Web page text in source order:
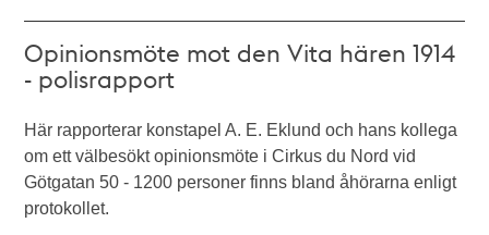
Opinionsmöte mot den Vita hären 1914
- polisrapport
Här rapporterar konstapel A. E. Eklund och hans kollega
om ett välbesökt opinionsmöte i Cirkus du Nord vid
Götgatan 50 - 1200 personer finns bland åhörarna enligt
protokollet.